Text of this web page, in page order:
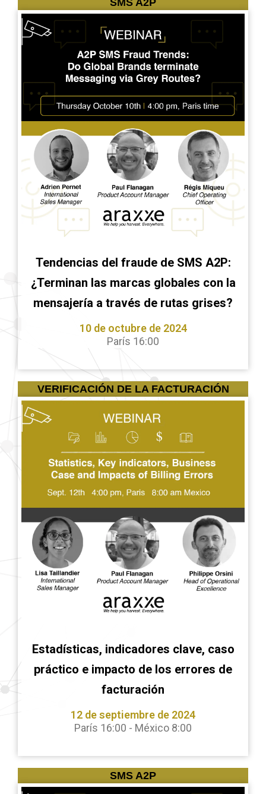
SMS A2P
Tendencias del fraude de SMS A2P:
¿Terminan las marcas globales con la
mensajería a través de rutas grises?
10 de octubre de 2024
París 16:00
VERIFICACIÓN DE LA FACTURACIÓN
Estadísticas, indicadores clave, caso
práctico e impacto de los errores de
facturación
12 de septiembre de 2024
París 16:00 - México 8:00
SMS A2P